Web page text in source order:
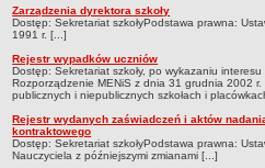
Dane podstawowe
Statut
Majątek
Godziny dyżurów
Ogłoszenia
Zarządzenia
Zarządzenia dyrektora szkoły
Dostęp: Sekretariat szkołyPodstawa prawna:
1991 r. [...]
Rejestr wypadków uczniów
Dostęp: Sekretariat szkoły, po wykazaniu
Rozporządzenie MENiS z dnia 31 grudnia 2002
publicznych i niepublicznych szkołach i
Rejestr wydanych zaświadczeń i aktów
kontraktowego
Dostęp: Sekretariat szkołyPodstawa prawna:
Nauczyciela z późniejszymi zmianami [...]